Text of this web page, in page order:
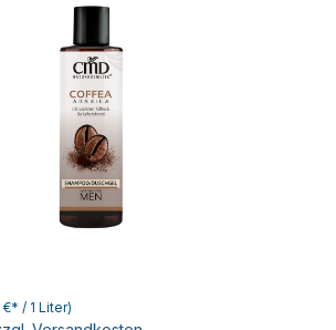
/ 1 Liter)